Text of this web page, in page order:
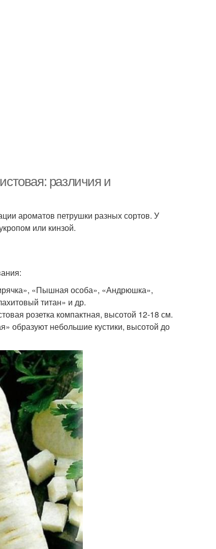
различия и
ароматов петрушки разных сортов. У
или кинзой.
«Пышная особа», «Андрюшка»,
титан» и др.
розетка компактная, высотой 12-18 см.
образуют небольшие кустики, высотой до